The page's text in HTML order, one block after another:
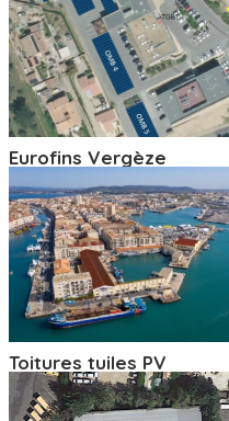
Eurofins Vergèze
Toitures tuiles PV